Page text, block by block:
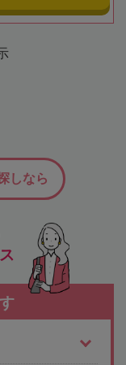
しなら